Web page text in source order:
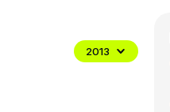
2013